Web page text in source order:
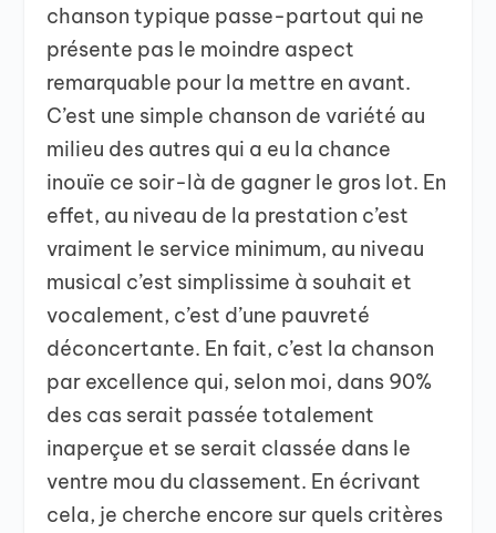
chanson typique passe-partout qui ne
présente pas le moindre aspect
remarquable pour la mettre en avant.
C’est une simple chanson de variété au
milieu des autres qui a eu la chance
inouïe ce soir-là de gagner le gros lot. En
effet, au niveau de la prestation c’est
vraiment le service minimum, au niveau
musical c’est simplissime à souhait et
vocalement, c’est d’une pauvreté
déconcertante. En fait, c’est la chanson
par excellence qui, selon moi, dans 90%
des cas serait passée totalement
inaperçue et se serait classée dans le
ventre mou du classement. En écrivant
cela, je cherche encore sur quels critères